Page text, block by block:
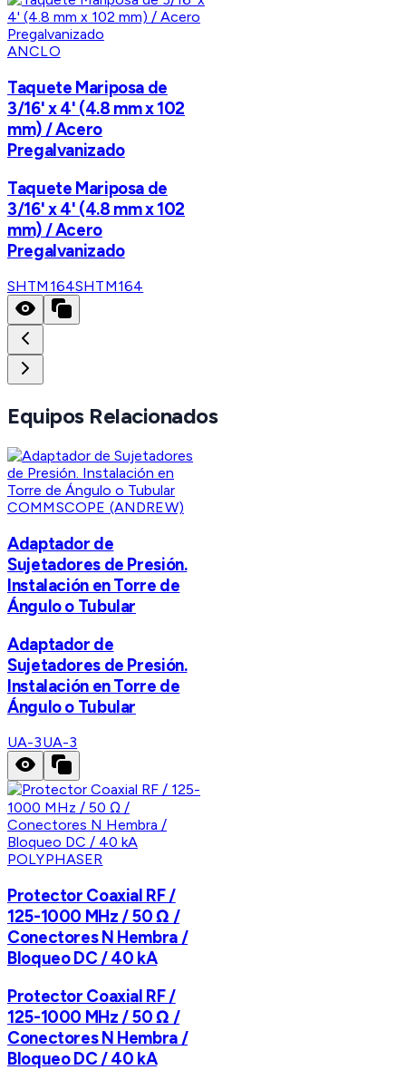
ANCLO
Taquete Mariposa de
3/16' x 4' (4.8 mm x 102
mm) / Acero
Pregalvanizado
Taquete Mariposa de
3/16' x 4' (4.8 mm x 102
mm) / Acero
Pregalvanizado
SHTM164SHTM164
Equipos Relacionados
COMMSCOPE (ANDREW)
Adaptador de
Sujetadores de Presión.
Instalación en Torre de
Ángulo o Tubular
Adaptador de
Sujetadores de Presión.
Instalación en Torre de
Ángulo o Tubular
UA-3UA-3
POLYPHASER
Protector Coaxial RF /
125-1000 MHz / 50 Ω /
Conectores N Hembra /
Bloqueo DC / 40 kA
Protector Coaxial RF /
125-1000 MHz / 50 Ω /
Conectores N Hembra /
Bloqueo DC / 40 kA